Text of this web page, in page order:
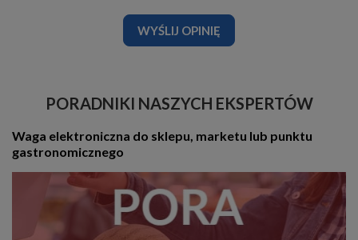
WYŚLIJ OPINIĘ
PORADNIKI NASZYCH EKSPERTÓW
Waga elektroniczna do sklepu, marketu lub punktu
gastronomicznego